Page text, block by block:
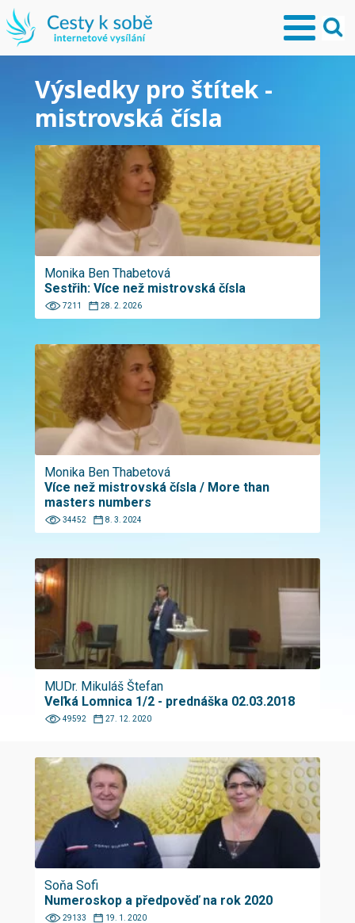
Výsledky pro štítek -
mistrovská čísla
Monika Ben Thabetová
Sestřih: Více než mistrovská čísla
7211 28. 2. 2026
Monika Ben Thabetová
Více než mistrovská čísla / More than
masters numbers
34452 8. 3. 2024
MUDr. Mikuláš Štefan
Veľká Lomnica 1/2 - prednáška 02.03.2018
49592 27. 12. 2020
Soňa Sofi
Numeroskop a předpověď na rok 2020
29133 19. 1. 2020